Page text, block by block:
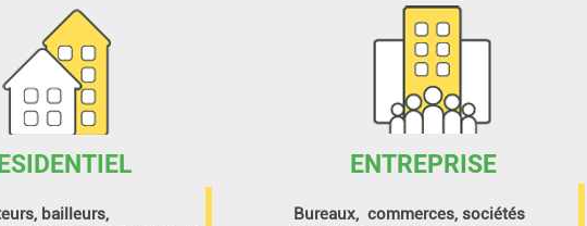
et aussi : Midowtopia
ENTREPRISE
bailleurs,
Bureaux, commerces, sociétés